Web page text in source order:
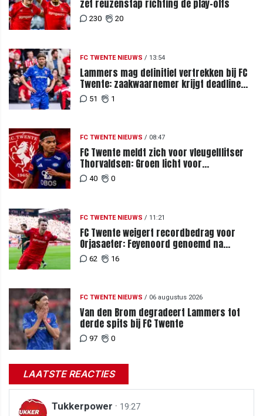
zet reuzenstap richting de play-offs
230 20
FC TWENTE NIEUWS / 13:54
Lammers mag definitief vertrekken bij FC
Twente: zaakwaarnemer krijgt deadline
vanwege komst vervanger
51 1
FC TWENTE NIEUWS / 08:47
FC Twente meldt zich voor vleugelflitser
Thorvaldsen: Groen licht voor
miljoenenbod
40 0
FC TWENTE NIEUWS / 11:21
FC Twente weigert recordbedrag voor
Orjasaeter: Feyenoord genoemd na
megabod
62 16
FC TWENTE NIEUWS / 06 augustus 2026
Van den Brom degradeert Lammers tot
derde spits bij FC Twente
97 0
LAATSTE REACTIES
Tukkerpower · 19:27